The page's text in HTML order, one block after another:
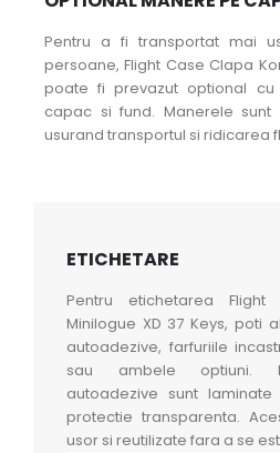
Pentru a fi transportat mai
persoane, Flight Case Clapa
poate fi prevazut optional
capac si fund. Manerele
usurand transportul si ridicarea
ETICHETARE
Pentru etichetarea
Minilogue XD 37 Keys, poti
autoadezive, farfuriile
sau ambele optiuni.
autoadezive sunt
protectie transparenta.
usor si reutilizate fara a se